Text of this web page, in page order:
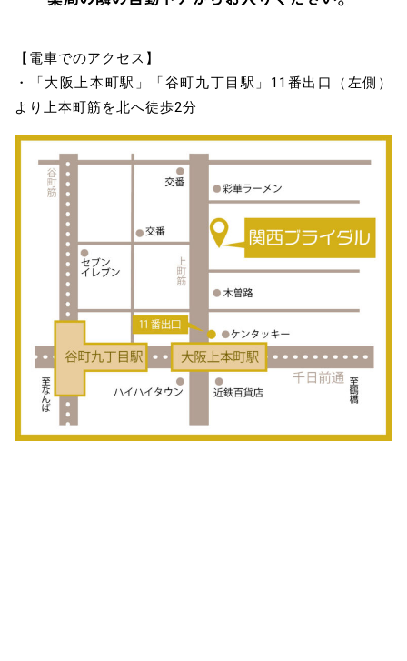
【電車でのアクセス】
・「大阪上本町駅」「谷町九丁目駅」11番出口（左側）
より上本町筋を北へ徒歩2分